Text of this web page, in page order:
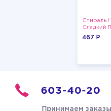
Спираль
Сладкий
12 шт.
467 P
603-40-20
Принимаем заказы